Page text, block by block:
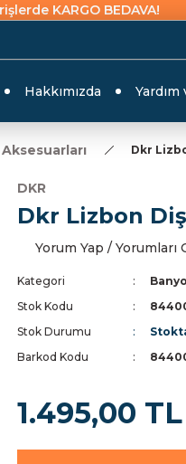
KARGO BEDAVA!
Hakkımızda Yardım
Dkr
DKR
Dkr Lizbon Diş
Yorum Yap / Yorumları
Kategori
Stok Kodu
Stok Durumu
Barkod Kodu
1.495,00 TL